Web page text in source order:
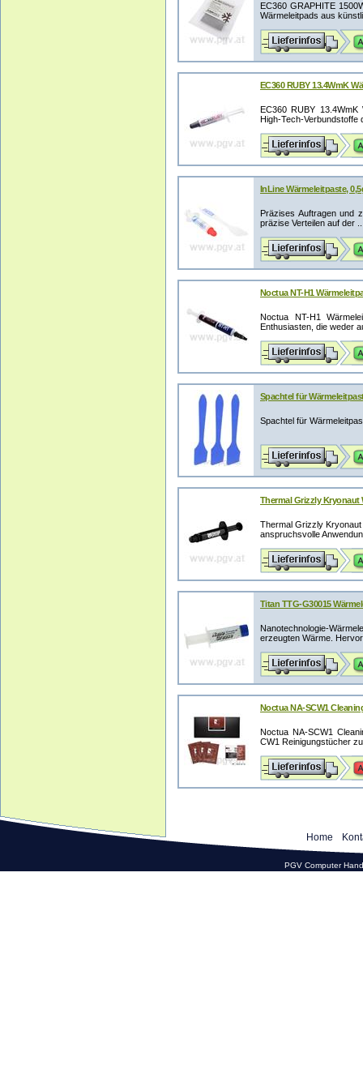
EC360 GRAPHITE
Wärmeleitpads aus
EC360 RUBY 13.4WmK
EC360 RUBY
High-Tech-Verbundstoffe
InLine Wärmeleitpaste,
Präzises Auftragen und
präzise Verteilen auf der
Noctua NT-H1
Noctua NT-H1
Enthusiasten, die weder
Spachtel für
Spachtel für
Thermal Grizzly Kryonaut
Thermal Grizzly
anspruchsvolle
Titan TTG-G30015
Nanotechnologie-
erzeugten Wärme.
Noctua NA-SCW1
Noctua NA-SCW1
CW1 Reinigungstücher
Home
PGV Computer